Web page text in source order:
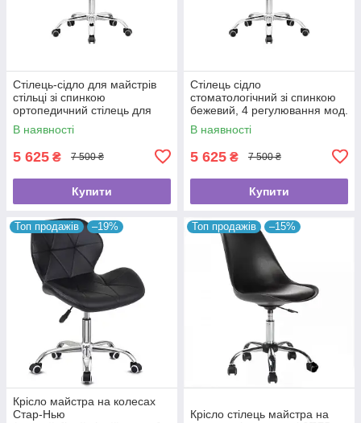
Стілець-сідло для майстрів
стільці зі спинкою
ортопедичний стілець для
роботи стільчики майстра BS
Ukraine 7015
В наявності
5 625 ₴ 7 500 ₴
Купити
Стілець сідло
стоматологічний зі спинкою
бежевий, 4 регулювання мод.
BS-7015
В наявності
5 625 ₴ 7 500 ₴
Купити
Топ продажів –19%
Крісло майстра на колесах
Стар-Нью
Топ продажів –15%
Крісло стілець майстра на